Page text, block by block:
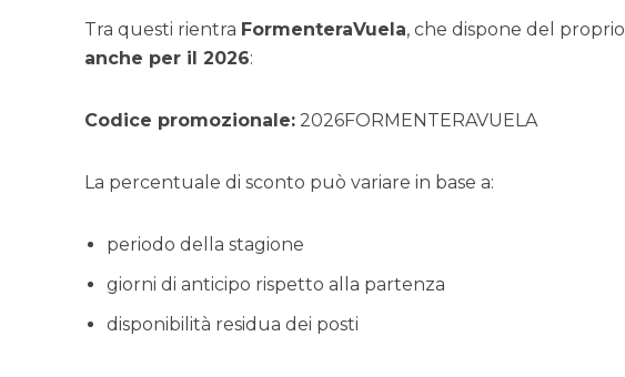
Tra questi rientra FormenteraVuela, che dispone del proprio
anche per il 2026:
Codice promozionale:2026FORMENTERAVUELA
La percentuale di sconto può variare in base a:
periodo della stagione
giorni di anticipo rispetto alla partenza
disponibilità residua dei posti